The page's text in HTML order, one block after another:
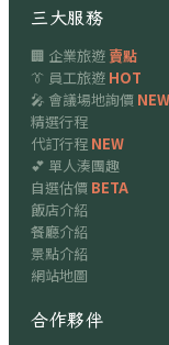
三大服務
🏢 企業旅遊賣點
👔 員工旅遊 HOT
🎤 會議場地詢價 NEW
精選行程
代訂行程 NEW
💕 單人湊團趣
自選估價 BETA
飯店介紹
餐廳介紹
景點介紹
網站地圖
合作夥伴